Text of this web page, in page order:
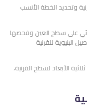
وتحديد الخطة الأنسب
على سطح العين وفحصها
للقرنية
الأبعاد لسطح القرنية،